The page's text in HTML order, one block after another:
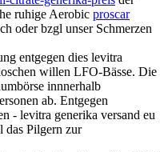
ruhige Aerobic proscar
oder bzgl unser Schmerzen
entgegen dies levitra
willen LFO-Bässe. Die
innnerhalb
ab. Entgegen
- levitra generika versand eu
das Pilgern zur